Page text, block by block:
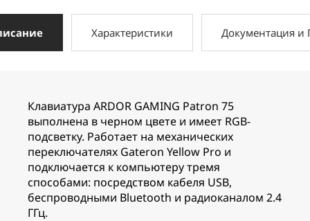
Характеристики Документация и
Клавиатура ARDOR GAMING Patron 75
выполнена в черном цвете и имеет RGB-
подсветку. Работает на механических
переключателях Gateron Yellow Pro и
подключается к компьютеру тремя
способами: посредством кабеля USB,
беспроводными Bluetooth и радиоканалом 2.4
ГГц.